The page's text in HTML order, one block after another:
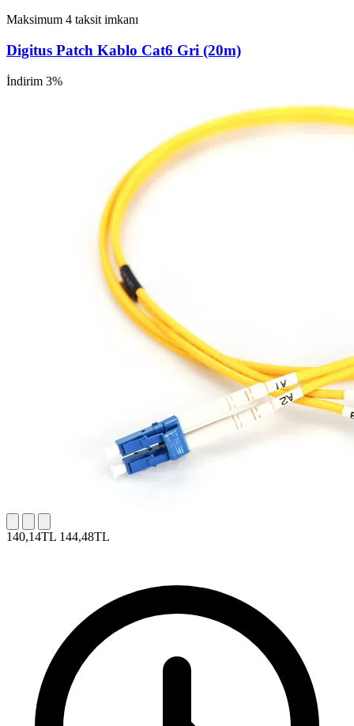
Maksimum 4 taksit imkanı
Digitus Patch Kablo Cat6 Gri (20m)
İndirim 3%
140,14TL 144,48TL